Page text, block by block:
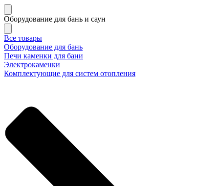
Оборудование для бань и саун
Все товары
Оборудование для бань
Печи каменки для бани
Электрокаменки
Комплектующие для систем отопления